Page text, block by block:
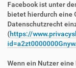
Facebook ist unter
bietet hierdurch eine
Datenschutzrecht
(https://
Wenn ein Nutzer